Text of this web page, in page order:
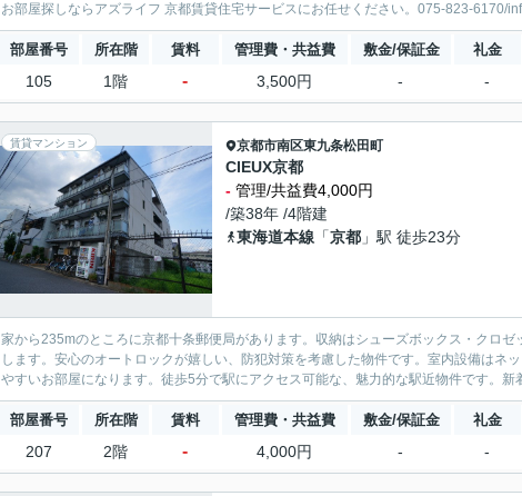
お部屋探しならアズライフ 京都賃貸住宅サービスにお任せください。075-823-6170/
部屋番号 所在階 賃料 管理費・共益費 敷金/保証金 礼金
105 1階 - 3,500円 - -
賃貸マンション 京都市南区東九条松田町
CIEUX京都
- 管理/共益費4,000円
/築38年 /4階建
東海道本線 「京都 」駅 徒歩23分
家から235mのところに京都十条郵便局があります。収納はシューズボックス・クロ
します。安心のオートロックが嬉しい、防犯対策を考慮した物件です。室内設備はネ
やすいお部屋になります。徒歩5分で駅にアクセス可能な、魅力的な駅近物件です。
部屋番号 所在階 賃料 管理費・共益費 敷金/保証金 礼金
207 2階 - 4,000円 - -